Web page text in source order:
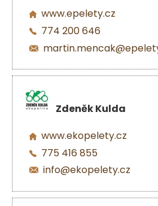
www.epelety.cz
774 200 646
Zdeněk Kulda
www.ekopelety.cz
775 416 855
info@ekopelety.cz